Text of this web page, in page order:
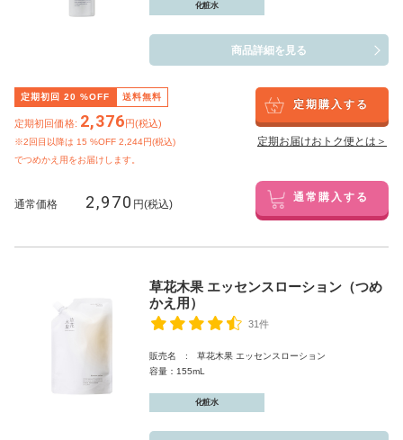
化粧水
商品詳細を見る
定期初回 20 %OFF 送料無料
定期初回価格: 2,376円(税込)
※2回目以降は 15 %OFF 2,244円(税込)
でつめかえ用をお届けします。
定期購入する
定期お届けおトク便とは＞
通常価格 2,970 円(税込) 通常購入する
草花木果 エッセンスローション（つめ
かえ用）
31件
販売名 : 草花木果 エッセンスローション
容量：155mL
化粧水